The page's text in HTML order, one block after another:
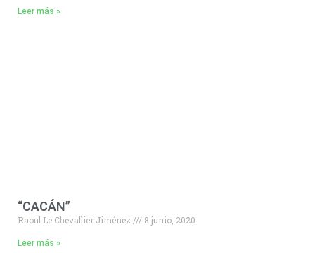
Leer más »
“CACÁN”
Raoul Le Chevallier Jiménez 8 junio, 2020
Leer más »